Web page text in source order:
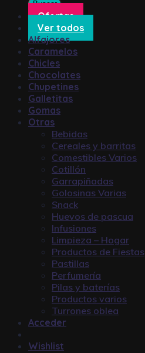
productos
Buscar
Ofertas
Ver todos
Alfajores
Caramelos
Chicles
Chocolates
Chupetines
Galletitas
Gomas
Otras
Bebidas
Cereales y barritas
Comestibles Varios
Cotillón
Garrapiñadas
Golosinas Varias
Snack
Huevos de pascua
Infusiones
Limpieza – Hogar
Productos de Fiestas
Pastillas
Perfumería
Pilas y baterías
Productos varios
Turrones oblea
Acceder
Wishlist